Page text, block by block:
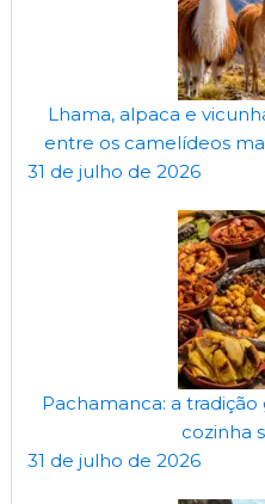
Lhama, alpaca e
entre os camelídeos
31 de julho de 2026
Pachamanca: a
cozinha
31 de julho de 2026